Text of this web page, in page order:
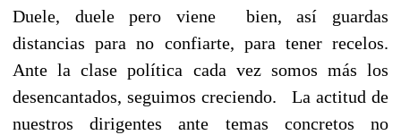
Duele, duele pero viene bien, así guardas
distancias para no confiarte, para tener recelos.
Ante la clase política cada vez somos más los
desencantados, seguimos creciendo. La actitud de
nuestros dirigentes ante temas concretos no